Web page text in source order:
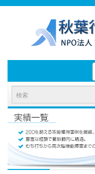
HOME
お知らせと業務日誌
認定実績
- 後遺障害等級認定
- 後遺障害等級認定